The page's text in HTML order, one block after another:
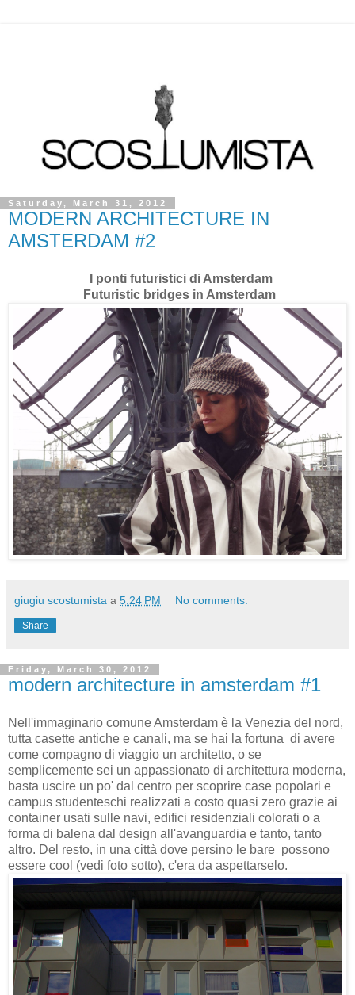
Saturday, March 31, 2012
MODERN ARCHITECTURE IN
AMSTERDAM #2
I ponti futuristici di Amsterdam
Futuristic bridges in Amsterdam
giugiu scostumista a 5:24 PM No comments:
Share
Friday, March 30, 2012
modern architecture in amsterdam #1
Nell'immaginario comune Amsterdam è la Venezia del nord,
tutta casette antiche e canali, ma se hai la fortuna di avere
come compagno di viaggio un architetto, o se
semplicemente sei un appassionato di architettura moderna,
basta uscire un po' dal centro per scoprire case popolari e
campus studenteschi realizzati a costo quasi zero grazie ai
container usati sulle navi, edifici residenziali colorati o a
forma di balena dal design all'avanguardia e tanto, tanto
altro. Del resto, in una città dove persino le bare possono
essere cool (vedi foto sotto), c'era da aspettarselo.